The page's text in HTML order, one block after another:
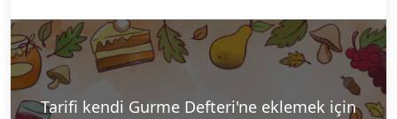
Tarifi kendi Gurme Defteri'ne eklemek için